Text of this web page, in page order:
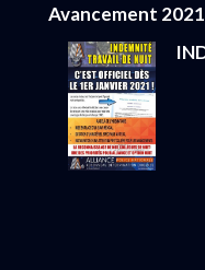
Avancement 2021